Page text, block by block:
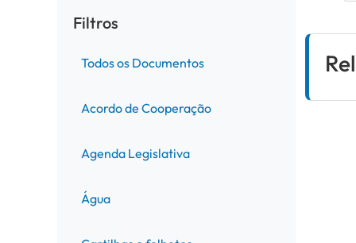
Filtros
Todos os Documentos
Acordo de Cooperação
Agenda Legislativa
Água